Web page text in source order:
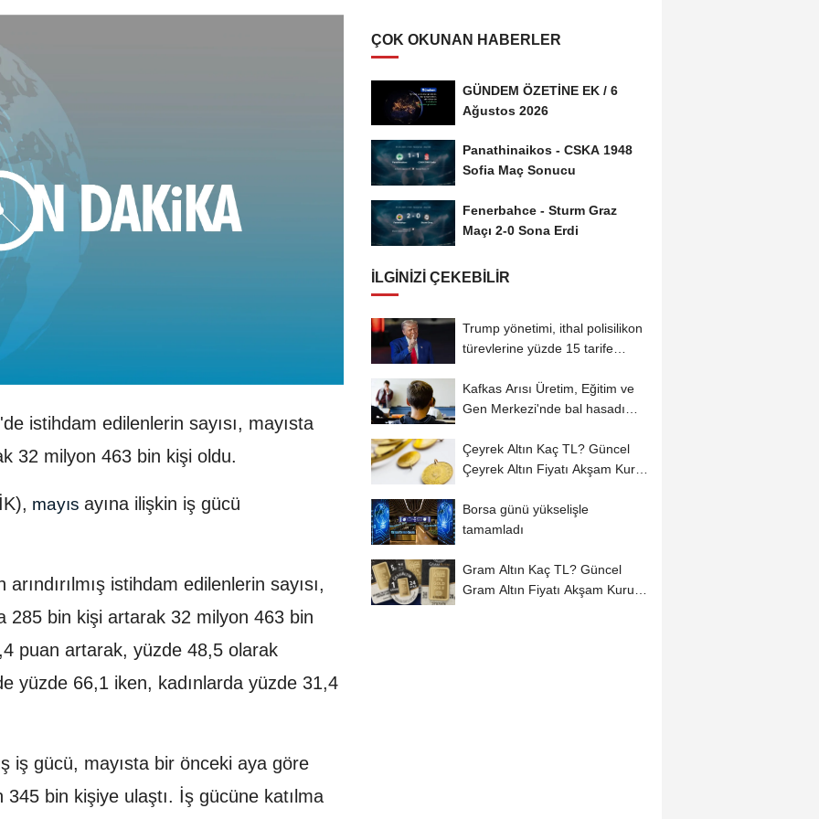
istihdam edilenlerin sayısı, mayısta
32 milyon 463 bin kişi oldu.
mayıs ayına ilişkin iş gücü
istihdam edilenlerin sayısı,
285 bin kişi artarak 32 milyon 463 bin
puan artarak, yüzde 48,5 olarak
yüzde 66,1 iken, kadınlarda yüzde 31,4
iş gücü, mayısta bir önceki aya göre
bin kişiye ulaştı. İş gücüne katılma
ÇOK OKUNAN HABERLER
GÜNDEM ÖZETİNE EK / 6
Ağustos 2026
Panathinaikos - CSKA 1948
Sofia Maç Sonucu
Fenerbahce - Sturm Graz
Maçı 2-0 Sona Erdi
İLGINIZI ÇEKEBILIR
Trump yönetimi, ithal polisilikon
türevlerine yüzde 15 tarife
Kafkas Arısı Üretim, Eğitim ve
Gen Merkezi'nde bal hasadı
Çeyrek Altın Kaç TL? Güncel
Çeyrek Altın Fiyatı Akşam Kuru
Borsa günü yükselişle
tamamladı
Gram Altın Kaç TL? Güncel
Gram Altın Fiyatı Akşam Kuru